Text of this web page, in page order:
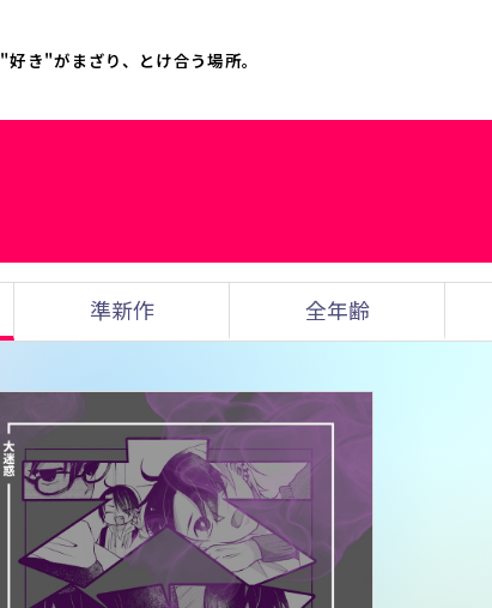
"好き"がまざり、とけ合う場所。
準新作 全年齢